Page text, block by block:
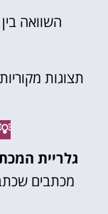
השוואה
תצוגות
גלריית
מכתבים שכתב